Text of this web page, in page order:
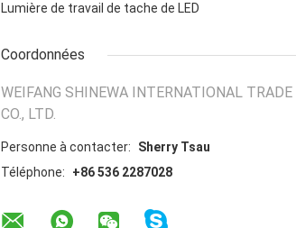
Lumière de travail de tache de LED
Coordonnées
WEIFANG SHINEWA INTERNATIONAL TRADE
CO., LTD.
Personne à contacter:
Sherry Tsau
Téléphone:
+86 536 2287028